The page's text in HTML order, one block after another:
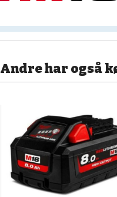
Andre har også